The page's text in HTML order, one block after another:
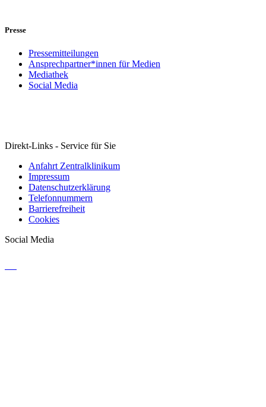
Presse
Pressemitteilungen
Ansprechpartner*innen für Medien
Mediathek
Social Media
Direkt-Links - Service für Sie
Anfahrt Zentralklinikum
Impressum
Datenschutzerklärung
Telefonnummern
Barrierefreiheit
Cookies
Social Media